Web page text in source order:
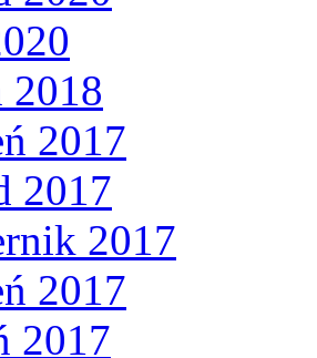
2018
2017
2017
2017
2017
2017